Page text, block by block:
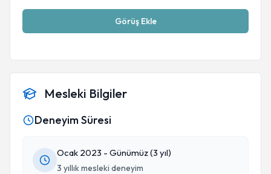
Görüş Ekle
Mesleki Bilgiler
Deneyim Süresi
Ocak 2023 - Günümüz (3 yıl)
3 yıllık mesleki deneyim